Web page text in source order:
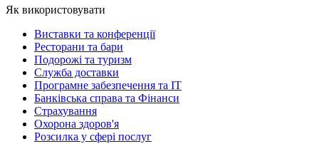
Як використовувати
Виставки та конференції
Ресторани та бари
Подорожі та туризм
Служба доставки
Програмне забезпечення та IT
Банківська справа та Фінанси
Страхування
Охорона здоров'я
Розсилка у сфері послуг